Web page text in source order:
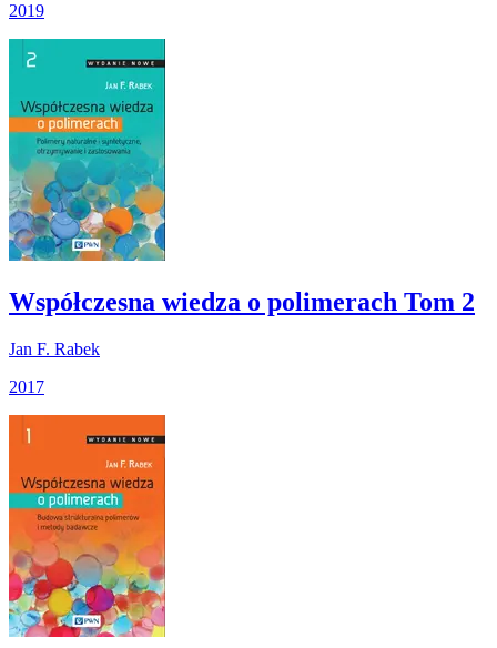
2019
Współczesna wiedza o polimerach Tom 2
Jan F. Rabek
2017